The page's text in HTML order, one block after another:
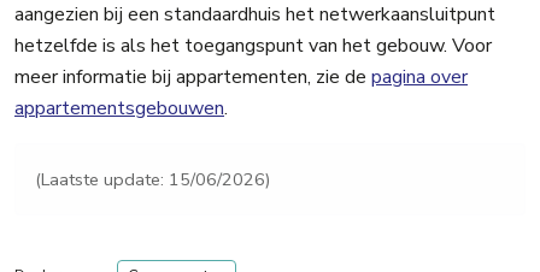
aangezien bij een standaardhuis het netwerkaansluitpunt
hetzelfde is als het toegangspunt van het gebouw. Voor
meer informatie bij appartementen, zie de pagina over
appartementsgebouwen.
(Laatste update: 15/06/2026)